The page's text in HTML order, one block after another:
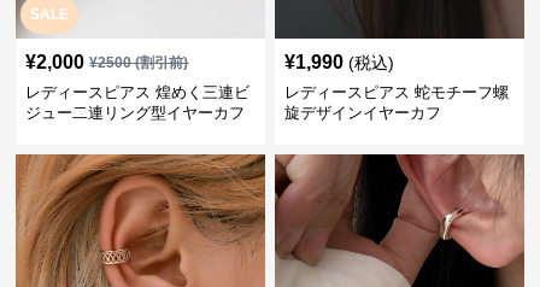
SALE
¥2,000 ¥2500(割引前)
レディースピアス 煌めく三連ビ
ジュー二連リング型イヤーカフ
¥1,990 (税込)
レディースピアス 蛇モチーフ螺
旋デザインイヤーカフ